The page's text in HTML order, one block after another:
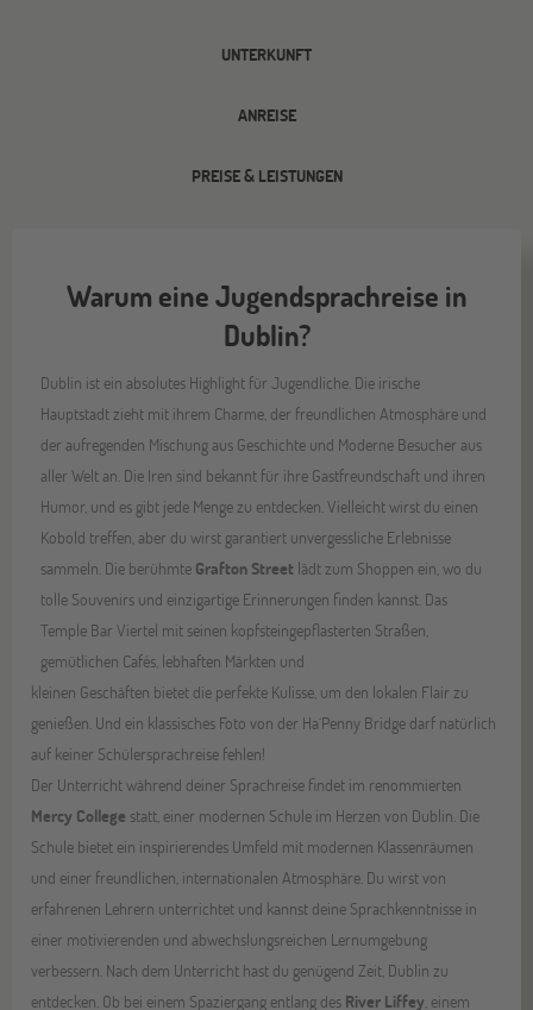
UNTERKUNFT
ANREISE
PREISE & LEISTUNGEN
Warum eine Jugendsprachreise in
Dublin?
Dublin ist ein absolutes Highlight für Jugendliche. Die irische
Hauptstadt zieht mit ihrem Charme, der freundlichen Atmosphäre und
der aufregenden Mischung aus Geschichte und Moderne Besucher aus
aller Welt an. Die Iren sind bekannt für ihre Gastfreundschaft und ihren
Humor, und es gibt jede Menge zu entdecken. Vielleicht wirst du einen
Kobold treffen, aber du wirst garantiert unvergessliche Erlebnisse
sammeln. Die berühmte Grafton Street lädt zum Shoppen ein, wo du
tolle Souvenirs und einzigartige Erinnerungen finden kannst. Das
Temple Bar Viertel mit seinen kopfsteingepflasterten Straßen,
gemütlichen Cafés, lebhaften Märkten und
kleinen Geschäften bietet die perfekte Kulisse, um den lokalen Flair zu
genießen. Und ein klassisches Foto von der Ha´Penny Bridge darf natürlich
auf keiner Schülersprachreise fehlen!
Der Unterricht während deiner Sprachreise findet im renommierten
Mercy College statt, einer modernen Schule im Herzen von Dublin. Die
Schule bietet ein inspirierendes Umfeld mit modernen Klassenräumen
und einer freundlichen, internationalen Atmosphäre. Du wirst von
erfahrenen Lehrern unterrichtet und kannst deine Sprachkenntnisse in
einer motivierenden und abwechslungsreichen Lernumgebung
verbessern. Nach dem Unterricht hast du genügend Zeit, Dublin zu
entdecken. Ob bei einem Spaziergang entlang des River Liffey , einem